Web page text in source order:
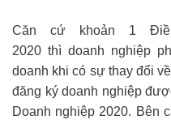
Căn cứ khoản 1
2020 thì doanh nghiệp
doanh khi có sự thay đổi
đăng ký doanh nghiệp
Doanh nghiệp 2020. Bên